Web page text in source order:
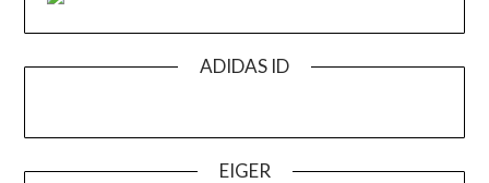
ADIDAS ID
EIGER